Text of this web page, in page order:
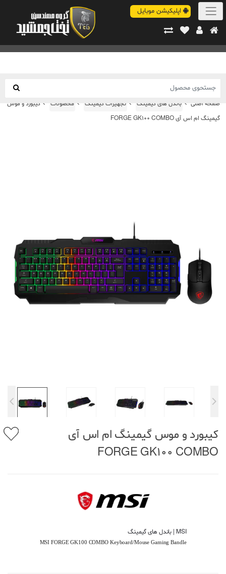
اپلیکیشن موبایل
صفحه اصلی محصولات تجهیزات گیمینگ باندل های گیمینگ
کیبورد و موس
گیمینگ ام اس آی FORGE GK100 COMBO
کیبورد و موس گیمینگ ام اس آی
FORGE GK100 COMBO
MSI | باندل های گیمینگ
MSI FORGE GK100 COMBO Keyboard/Mouse Gaming Bandle